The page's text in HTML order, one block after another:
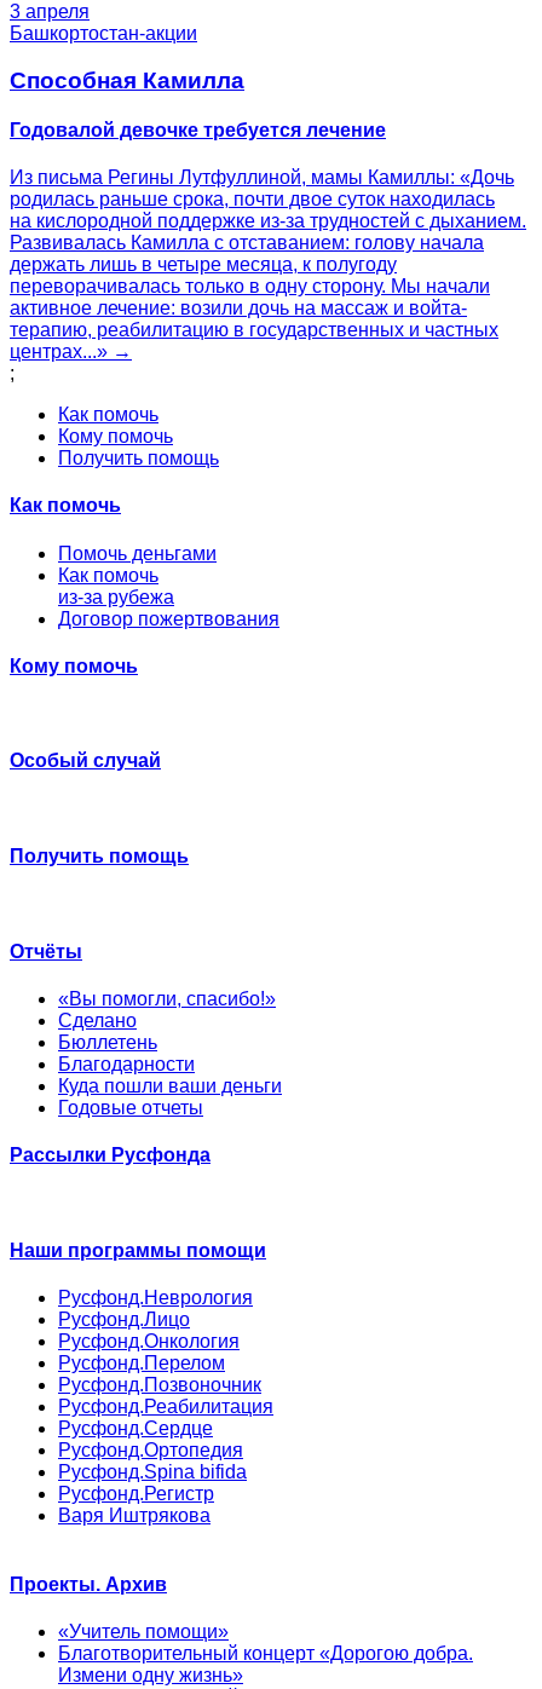
3 апреля
Башкортостан-акции
Способная Камилла
Годовалой девочке требуется лечение
Из письма Регины Лутфуллиной, мамы Камиллы: «Дочь
родилась раньше срока, почти двое суток находилась
на кислородной поддержке из-за трудностей с дыханием.
Развивалась Камилла с отставанием: голову начала
держать лишь в четыре месяца, к полугоду
переворачивалась только в одну сторону. Мы начали
активное лечение: возили дочь на массаж и войта-
терапию, реабилитацию в государственных и частных
центрах...» →
;
Как помочь
Кому помочь
Получить помощь
Как помочь
Помочь деньгами
Как помочь
из-за рубежа
Договор пожертвования
Кому помочь
Особый случай
Получить помощь
Отчёты
«Вы помогли, спасибо!»
Сделано
Бюллетень
Благодарности
Куда пошли ваши деньги
Годовые отчеты
Рассылки Русфонда
Наши программы помощи
Русфонд.Неврология
Русфонд.Лицо
Русфонд.Онкология
Русфонд.Перелом
Русфонд.Позвоночник
Русфонд.Реабилитация
Русфонд.Сердце
Русфонд.Ортопедия
Русфонд.Spina bifida
Русфонд.Регистр
Варя Иштрякова
Проекты. Архив
«Учитель помощи»
Благотворительный концерт «Дорогою добра.
Измени одну жизнь»